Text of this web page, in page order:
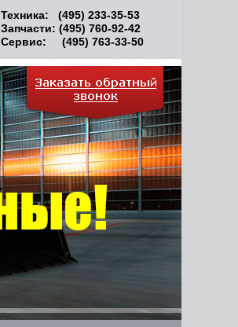
Техника: (495) 233-35-53
Запчасти: (495) 760-92-42
Сервис: (495) 763-33-50